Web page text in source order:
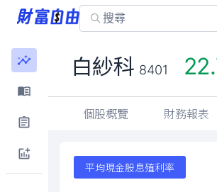
白紗科 8401
個股概覽 財務報表
平均現金股息殖利率